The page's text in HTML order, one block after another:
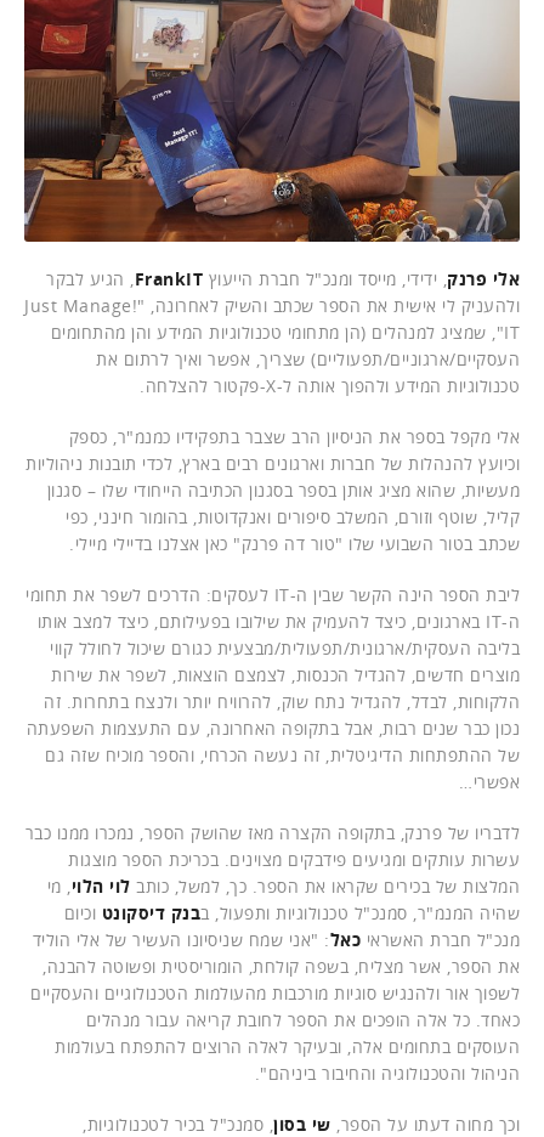
אלי פרנק , ידידי, מייסד ומנכ"ל חברת הייעוץ FrankIT , הגיע לבקר
ולהעניק לי אישית את הספר שכתב והשיק לאחרונה, "!Just Manage
IT", שמציג למנהלים (הן מתחומי טכנולוגיות המידע והן מהתחומים
העסקיים/ארגוניים/תפעוליים) שצריך, אפשר ואיך לרתום את
טכנולוגיות המידע ולהפוך אותה ל-X-פקטור להצלחה.
אלי מקפל בספר את הניסיון הרב שצבר בתפקידיו כמנמ"ר, כספק
וכיועץ להנהלות של חברות וארגונים רבים בארץ, לכדי תובנות ניהוליות
מעשיות, שהוא מציג אותן בספר בסגנון הכתיבה הייחודי שלו – סגנון
קליל, שוטף וזורם, המשלב סיפורים ואנקדוטות, בהומור חינני, כפי
שכתב בטור השבועי שלו "טור דה פרנק" כאן אצלנו בדיילי מיילי.
ליבת הספר הינה הקשר שבין ה-IT לעסקים: הדרכים לשפר את תחומי
ה-IT בארגונים, כיצד להעמיק את שילובו בפעילותם, כיצד למצב אותו
בליבה העסקית/ארגונית/תפעולית/מבצעית כגורם שיכול לחולל קווי
מוצרים חדשים, להגדיל הכנסות, לצמצם הוצאות, לשפר את שירות
הלקוחות, לבדל, להגדיל נתח שוק, להרוויח יותר ולנצח בתחרות. זה
נכון כבר שנים רבות, אבל בתקופה האחרונה, עם התעצמות השפעתה
של ההתפתחות הדיגיטלית, זה נעשה הכרחי, והספר מוכיח שזה גם
אפשרי…
לדבריו של פרנק, בתקופה הקצרה מאז שהושק הספר, נמכרו ממנו כבר
עשרות עותקים ומגיעים פידבקים מצוינים. בכריכת הספר מוצגות
המלצות של בכירים שקראו את הספר. כך, למשל, כותב לוי הלוי , מי
שהיה המנמ"ר, סמנכ"ל טכנולוגיות ותפעול, בבנק דיסקונט וכיום
מנכ"ל חברת האשראי כאל: "אני שמח שניסיונו העשיר של אלי הוליד
את הספר, אשר מצליח, בשפה קולחת, הומוריסטית ופשוטה להבנה,
לשפוך אור ולהנגיש סוגיות מורכבות מהעולמות הטכנולוגיים והעסקיים
כאחד. כל אלה הופכים את הספר לחובת קריאה עבור מנהלים
העוסקים בתחומים אלה, ובעיקר לאלה הרוצים להתפתח בעולמות
הניהול והטכנולוגיה והחיבור ביניהם".
וכך מחוה דעתו על הספר, שי בסון , סמנכ"ל בכיר לטכנולוגיות,